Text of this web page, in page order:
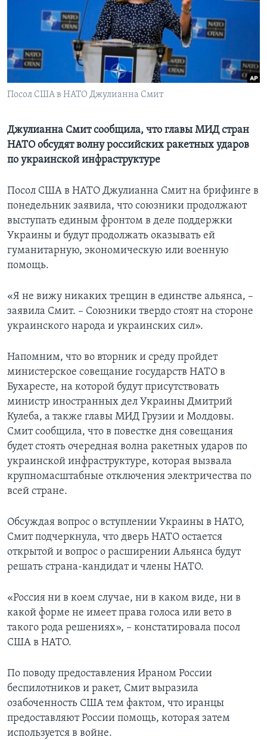
Learning English
СОЦИАЛЬНЫЕ СЕТИ
Посол США в НАТО Джулианна Смит
Джулианна Смит сообщила, что главы МИД стран
НАТО обсудят волну российских ракетных ударов
по украинской инфраструктуре
Посол США в НАТО Джулианна Смит на брифинге в
понедельник заявила, что союзники продолжают
выступать единым фронтом в деле поддержки
Украины и будут продолжать оказывать ей
гуманитарную, экономическую или военную
помощь.
«Я не вижу никаких трещин в единстве aльянса, –
заявила Смит. – Союзники твердо стоят на стороне
украинского народа и украинских сил».
Напомним, что во вторник и среду пройдет
министерское совещание государств НАТО в
Бухаресте, на которой будут присутствовать
министр иностранных дел Украины Дмитрий
Кулеба, а также главы МИД Грузии и Молдовы.
Смит сообщила, что в повестке дня совещания
будет стоять очередная волна ракетных ударов по
украинской инфраструктуре, которая вызвала
крупномасштабные отключения электричества по
всей стране.
Обсуждая вопрос о вступлении Украины в НАТО,
Смит подчеркнула, что дверь НАТО остается
открытой и вопрос о расширении Альянса будут
решать страна-кандидат и члены НАТО.
«Россия ни в коем случае, ни в каком виде, ни в
какой форме не имеет права голоса или вето в
такого рода решениях», – констатировала посол
США в НАТО.
По поводу предоставления Ираном России
беспилотников и ракет, Смит выразила
озабоченность США тем фактом, что иранцы
предоставляют России помощь, которая затем
используется в войне.